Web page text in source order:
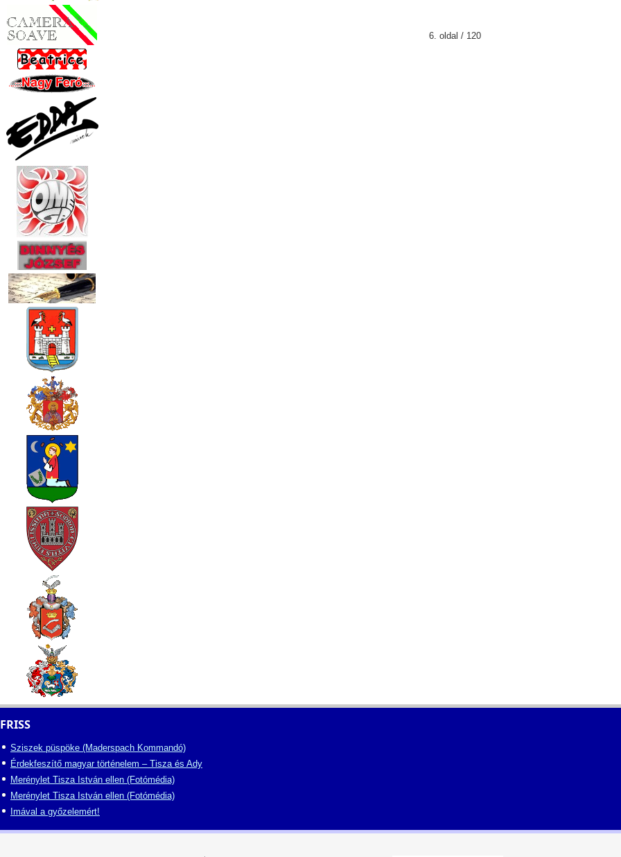
6. oldal / 120
FRISS
Sziszek püspöke (Maderspach Kommandó)
Érdekfeszítő magyar történelem – Tisza és Ady
Merénylet Tisza István ellen (Fotómédia)
Merénylet Tisza István ellen (Fotómédia)
Imával a győzelemért!